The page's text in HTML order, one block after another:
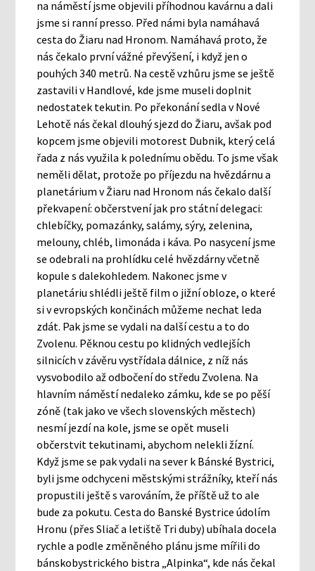
na náměstí jsme objevili příhodnou kavárnu a dali
jsme si ranní presso. Před námi byla namáhavá
cesta do Žiaru nad Hronom. Namáhavá proto, že
nás čekalo první vážné převýšení, i když jen o
pouhých 340 metrů. Na cestě vzhůru jsme se ještě
zastavili v Handlové, kde jsme museli doplnit
nedostatek tekutin. Po překonání sedla v Nové
Lehotě nás čekal dlouhý sjezd do Žiaru, avšak pod
kopcem jsme objevili motorest Dubnik, který celá
řada z nás využila k polednímu obědu. To jsme však
neměli dělat, protože po příjezdu na hvězdárnu a
planetárium v Žiaru nad Hronom nás čekalo další
překvapení: občerstvení jak pro státní delegaci:
chlebíčky, pomazánky, salámy, sýry, zelenina,
melouny, chléb, limonáda i káva. Po nasycení jsme
se odebrali na prohlídku celé hvězdárny včetně
kopule s dalekohledem. Nakonec jsme v
planetáriu shlédli ještě film o jižní obloze, o které
si v evropských končinách můžeme nechat leda
zdát. Pak jsme se vydali na další cestu a to do
Zvolenu. Pěknou cestu po klidných vedlejších
silnicích v závěru vystřídala dálnice, z níž nás
vysvobodilo až odbočení do středu Zvolena. Na
hlavním náměstí nedaleko zámku, kde se po pěší
zóně (tak jako ve všech slovenských městech)
nesmí jezdí na kole, jsme se opět museli
občerstvit tekutinami, abychom nelekli žízní.
Když jsme se pak vydali na sever k Bánské Bystrici,
byli jsme odchyceni městskými strážníky, kteří nás
propustili ještě s varováním, že příště už to ale
bude za pokutu. Cesta do Banské Bystrice údolím
Hronu (přes Sliač a letiště Tri duby) ubíhala docela
rychle a podle změněného plánu jsme mířili do
bánskobystrického bistra „Alpinka“, kde nás čekal